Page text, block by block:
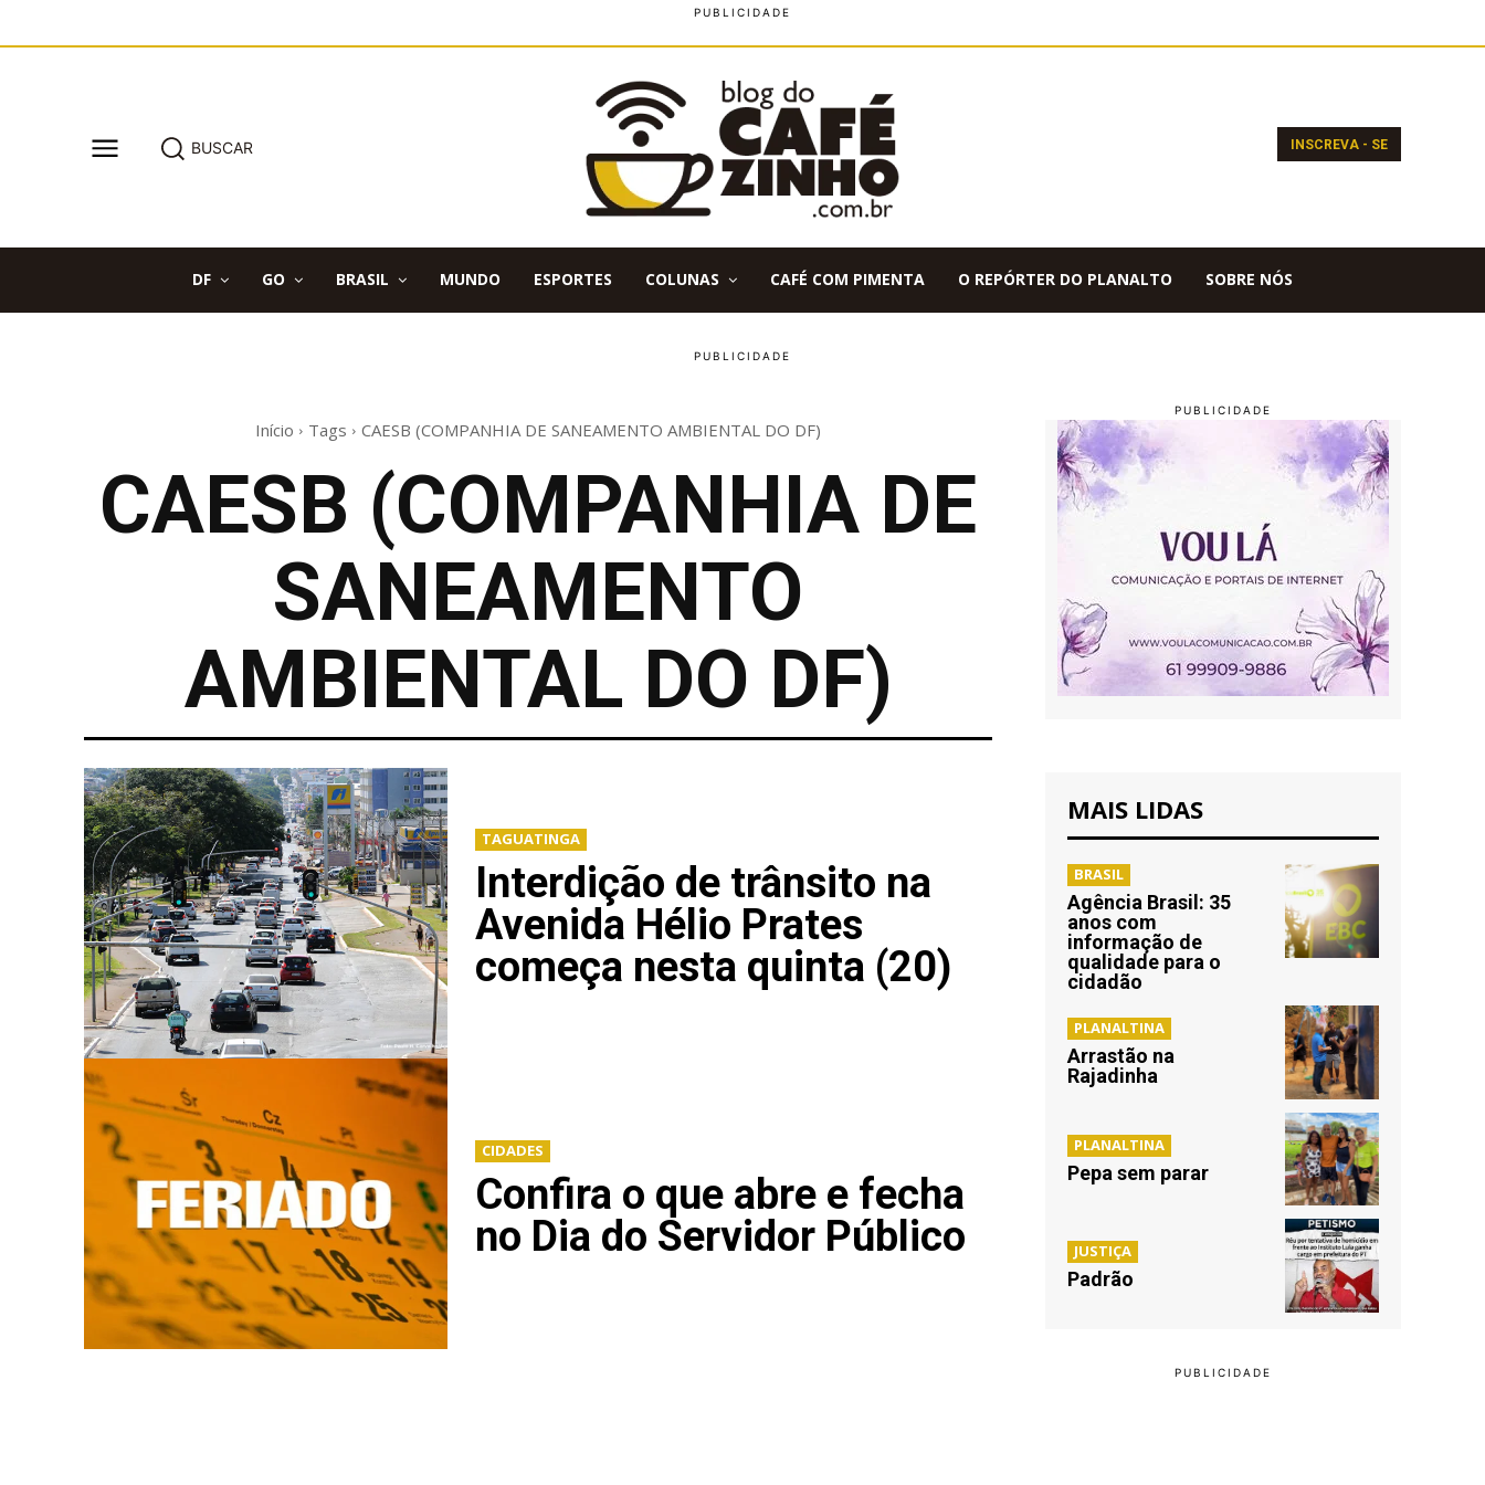
BUSCAR INSCREVA - SE
DF GO BRASIL MUNDO ESPORTES COLUNAS CAFÉ COM PIMENTA O REPÓRTER DO PLANALTO SOBRE NÓS
Início Tags CAESB (COMPANHIA DE SANEAMENTO AMBIENTAL DO DF)
CAESB (COMPANHIA DE
SANEAMENTO
AMBIENTAL DO DF)
TAGUATINGA
Interdição de trânsito na
Avenida Hélio Prates
começa nesta quinta (20)
CIDADES
Confira o que abre e fecha
no Dia do Servidor Público
MAIS LIDAS
BRASIL
Agência Brasil: 35
anos com
informação de
qualidade para o
cidadão
PLANALTINA
Arrastão na
Rajadinha
PLANALTINA
Pepa sem parar
JUSTIÇA
Padrão